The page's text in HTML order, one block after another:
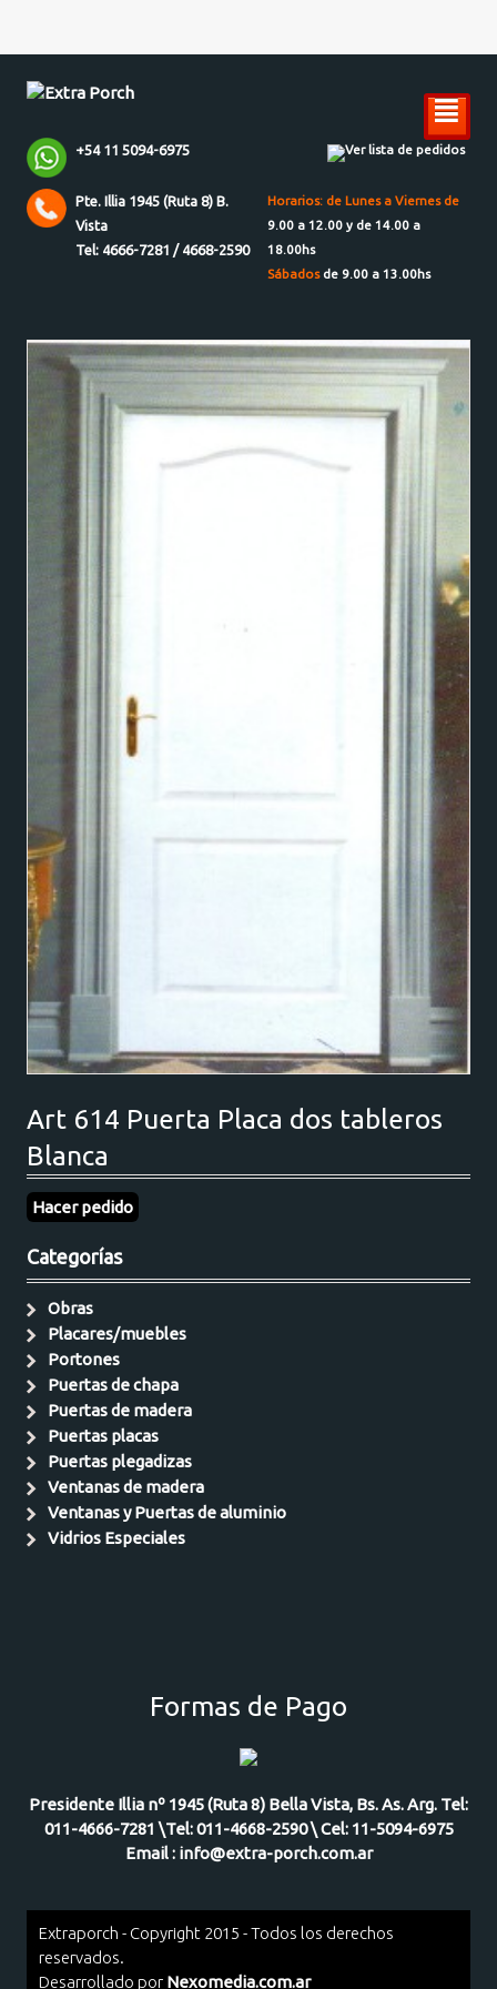
²
+54 11 5094-6975 Ver lista de pedidos
Pte. Illia 1945 (Ruta 8) B.
Vista
Tel: 4666-7281 / 4668-2590
Horarios: de Lunes a Viernes de
9.00 a 12.00 y de 14.00 a
18.00hs
Sábadosde 9.00 a 13.00hs
Art 614 Puerta Placa dos tableros
Blanca
Hacer pedido
Categorías
Obras
Placares/muebles
Portones
Puertas de chapa
Puertas de madera
Puertas placas
Puertas plegadizas
Ventanas de madera
Ventanas y Puertas de aluminio
Vidrios Especiales
Formas de Pago
Presidente Illia nº 1945 (Ruta 8) Bella Vista, Bs. As. Arg. Tel:
011-4666-7281 \Tel: 011-4668-2590 \ Cel: 11-5094-6975
Email : info@extra-porch.com.ar
Extraporch - Copyright 2015 - Todos los derechos
reservados.
Desarrollado por Nexomedia.com.ar